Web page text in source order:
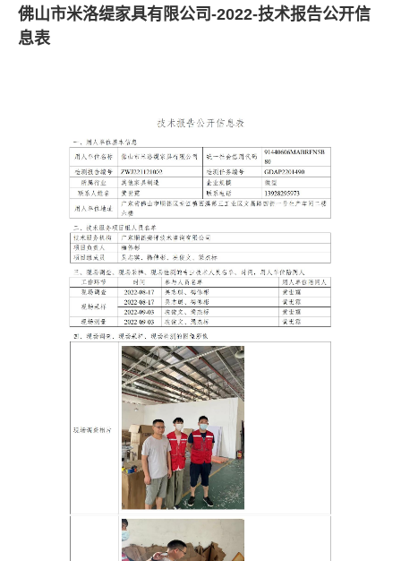
佛山市米洛缇家具有限公司-2022-技术报告公开信
息表